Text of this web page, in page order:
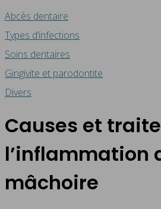
Abcès dentaire
Types d’infections
Soins dentaires
Gingivite et parodontite
Divers
Causes et
l’inflammation
mâchoire